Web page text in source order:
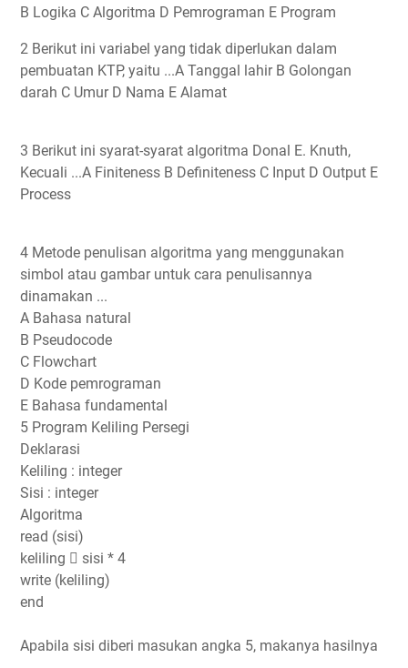
B Logika C Algoritma D Pemrograman E Program
2 Berikut ini variabel yang tidak diperlukan dalam
pembuatan KTP, yaitu ...A Tanggal lahir B Golongan
darah C Umur D Nama E Alamat
3 Berikut ini syarat-syarat algoritma Donal E. Knuth,
Kecuali ...A Finiteness B Definiteness C Input D Output E
Process
4 Metode penulisan algoritma yang menggunakan
simbol atau gambar untuk cara penulisannya
dinamakan ...
A Bahasa natural
B Pseudocode
C Flowchart
D Kode pemrograman
E Bahasa fundamental
5 Program Keliling Persegi
Deklarasi
Keliling : integer
Sisi : integer
Algoritma
read (sisi)
keliling  sisi * 4
write (keliling)
end
Apabila sisi diberi masukan angka 5, makanya hasilnya